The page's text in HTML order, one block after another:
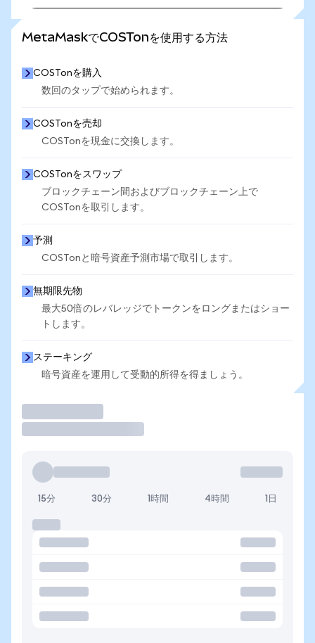
MetaMaskでCOSTonを使用する方法
COSTonを購入
数回のタップで始められます。
COSTonを売却
COSTonを現金に交換します。
COSTonをスワップ
ブロックチェーン間およびブロックチェーン上で
COSTonを取引します。
予測
COSTonと暗号資産予測市場で取引します。
無期限先物
最大50倍のレバレッジでトークンをロングまたはショー
トします。
ステーキング
暗号資産を運用して受動的所得を得ましょう。
15分 30分 1時間 4時間 1日